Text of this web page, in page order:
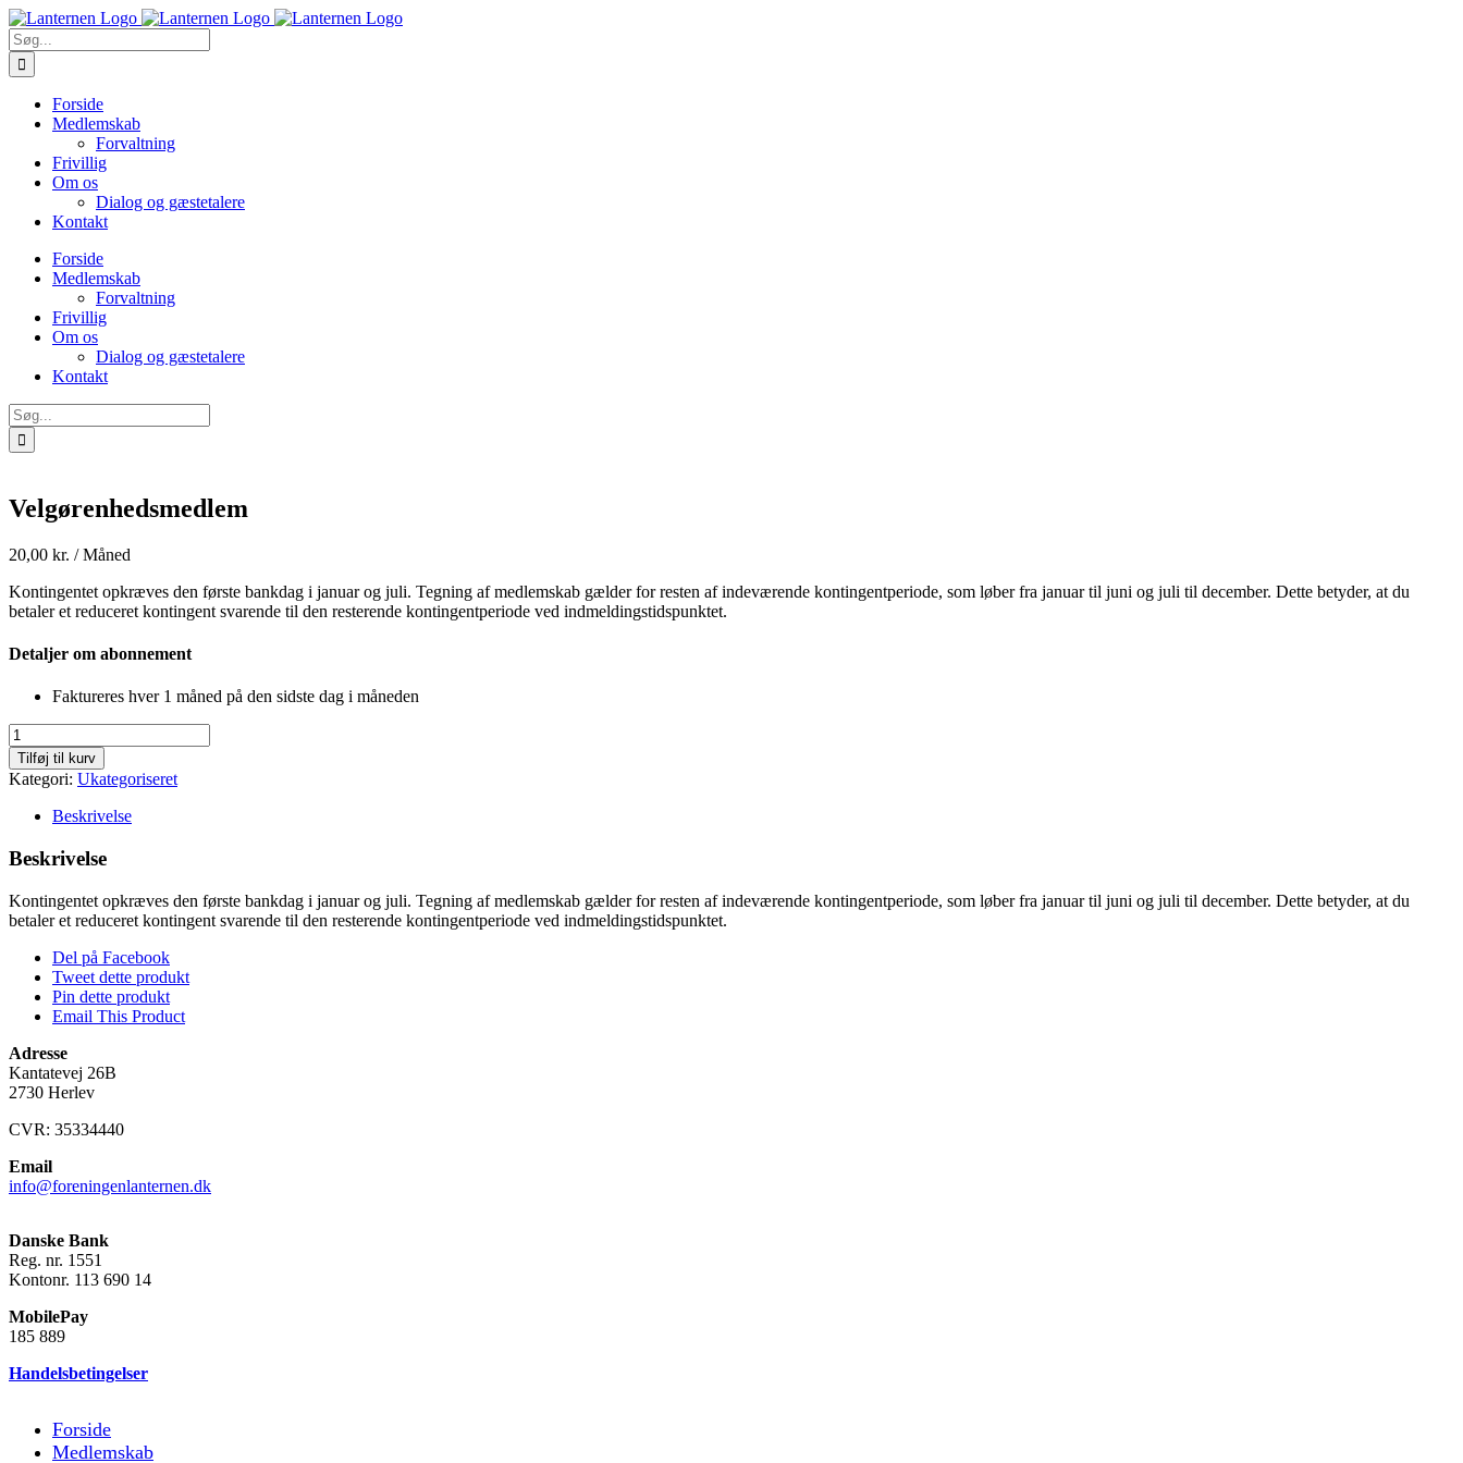
Skip
to
content
Søg
efter:
Forside
Medlemskab
Forvaltning
Frivillig
Om os
Dialog og gæstetalere
Kontakt
Forside
Medlemskab
Forvaltning
Frivillig
Om os
Dialog og gæstetalere
Kontakt
Søg
efter:
Velgørenhedsmedlem
20,00 kr. / Måned
Kontingentet opkræves den første bankdag i januar og juli. Tegning af medlemskab gælder for resten af indeværende kontingentperiode, som løber fra januar til juni og juli til december. Dette betyder, at du
betaler et reduceret kontingent svarende til den resterende kontingentperiode ved indmeldingstidspunktet.
Detaljer om abonnement
Faktureres hver 1 måned på den sidste dag i måneden
Velgørenhedsmedlem
antal
Tilføj til kurv
Kategori: Ukategoriseret
Beskrivelse
Beskrivelse
Kontingentet opkræves den første bankdag i januar og juli. Tegning af medlemskab gælder for resten af indeværende kontingentperiode, som løber fra januar til juni og juli til december. Dette betyder, at du
betaler et reduceret kontingent svarende til den resterende kontingentperiode ved indmeldingstidspunktet.
Del på Facebook
Tweet dette produkt
Pin dette produkt
Email This Product
Adresse
Kantatevej 26B
2730 Herlev
CVR: 35334440
Email
info@foreningenlanternen.dk
Danske Bank
Reg. nr. 1551
Kontonr. 113 690 14
MobilePay
185 889
Handelsbetingelser
Forside
Medlemskab